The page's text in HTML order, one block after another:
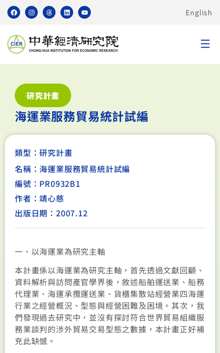
English
研究計畫
海運業服務貿易統計試編
類型：研究計畫
名稱：海運業服務貿易統計試編
編號：PR0932B1
作者：靖心慈
出版日期：2007.12
一、以海運業為研究主軸
本計畫係以海運業為研究主軸，首先透過文獻回顧、
資料解析與訪問產官學界後，敘述船舶運送業、船務
代理業、海運承攬運送業、貨櫃集散站經營業四海運
行業之經營概況、型態與經營困難及困境。其次，我
們發現過去研究中，並沒有探討符合世界貿易組織服
務業談判的涉外貿易交易型態之數據，本計畫正好補
充此缺憾。